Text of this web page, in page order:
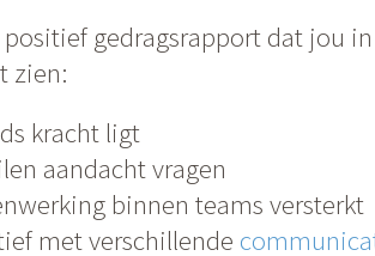
gedragsrapport dat jou
zien:
kracht ligt
aandacht vragen
binnen teams versterkt
met verschillende